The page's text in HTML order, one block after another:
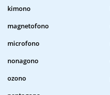
kimono
magnetofono
microfono
nonagono
ozono